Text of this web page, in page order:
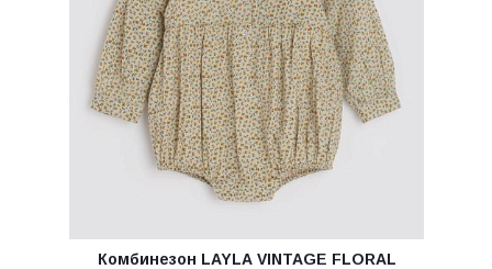
Комбинезон LAYLA VINTAGE FLORAL